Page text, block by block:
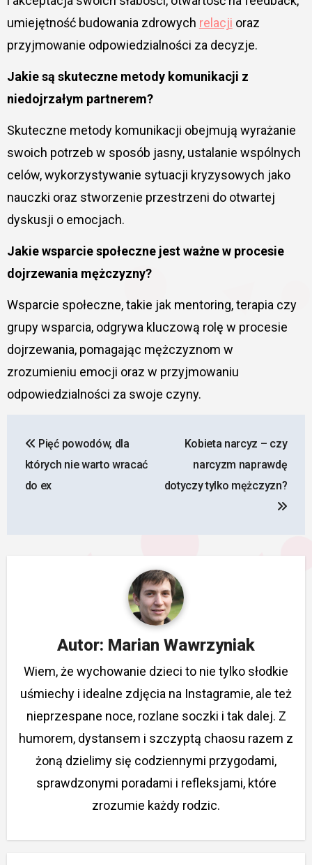
umiejętność budowania zdrowych relacji oraz
przyjmowanie odpowiedzialności za decyzje.
Jakie są skuteczne metody komunikacji z
niedojrzałym partnerem?
Skuteczne metody komunikacji obejmują wyrażanie
swoich potrzeb w sposób jasny, ustalanie wspólnych
celów, wykorzystywanie sytuacji kryzysowych jako
nauczki oraz stworzenie przestrzeni do otwartej
dyskusji o emocjach.
Jakie wsparcie społeczne jest ważne w procesie
dojrzewania mężczyzny?
Wsparcie społeczne, takie jak mentoring, terapia czy
grupy wsparcia, odgrywa kluczową rolę w procesie
dojrzewania, pomagając mężczyznom w
zrozumieniu emocji oraz w przyjmowaniu
odpowiedzialności za swoje czyny.
wpisu
Pięć powodów, dla
których nie warto wracać
do ex
Kobieta narcyz – czy
narcyzm naprawdę
dotyczy tylko mężczyzn?
Autor: Marian Wawrzyniak
Wiem, że wychowanie dzieci to nie tylko słodkie
uśmiechy i idealne zdjęcia na Instagramie, ale też
nieprzespane noce, rozlane soczki i tak dalej. Z
humorem, dystansem i szczyptą chaosu razem z
żoną dzielimy się codziennymi przygodami,
sprawdzonymi poradami i refleksjami, które
zrozumie każdy rodzic.